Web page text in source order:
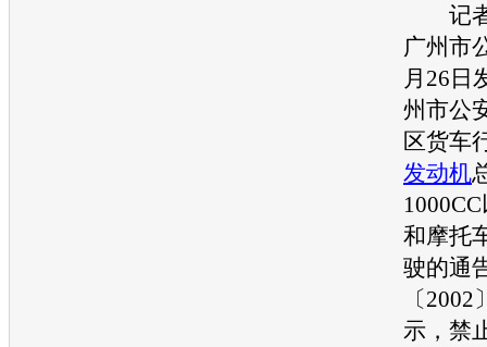
记者
广州市
月26日
州市公
区货车
发动机
和摩托
驶的通
〔
示，禁